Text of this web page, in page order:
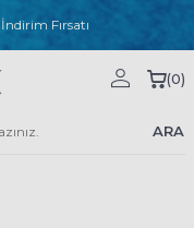
Fırsatı
ARA
(0)